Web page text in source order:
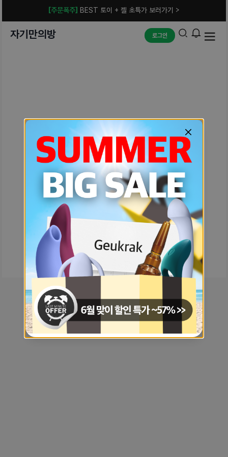
[주문폭주] BEST 토이 + 젤 초특가 보러가기 >
자기만의방 로그인
예상치 못한 에러입니다.